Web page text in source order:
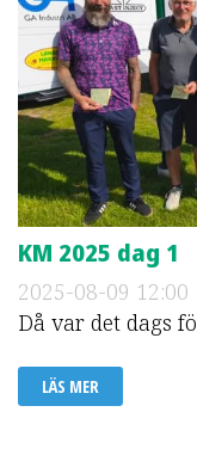
KM 2025 dag 1
2025-08-09 12:00
Då var det dags
LÄS MER